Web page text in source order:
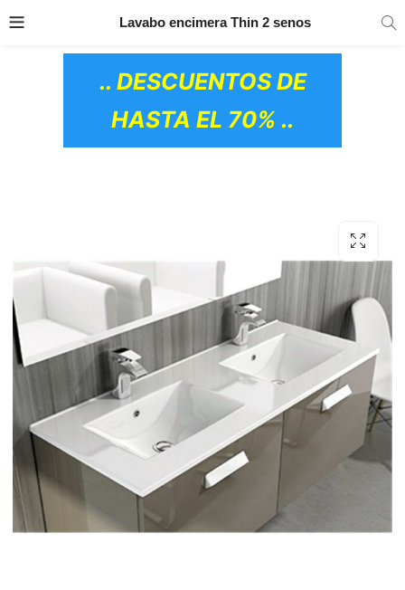
PRODUCTOS
.. DESCUENTOS DE
HASTA EL 70% ..
Lavabo encimera Thin 2 senos